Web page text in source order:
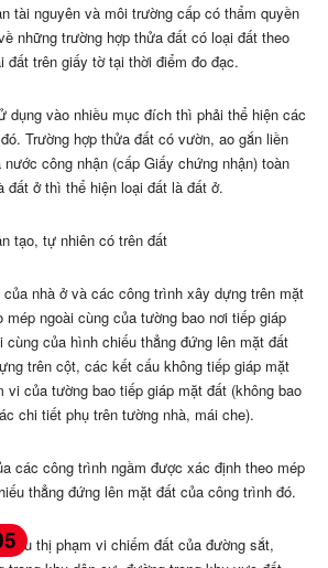
tài nguyên và môi trường cấp có thẩm quyền
những trường hợp thửa đất có loại đất theo
đất trên giấy tờ tại thời điểm đo đạc.
dụng vào nhiều mục đích thì phải thể hiện các
Trường hợp thửa đất có vườn, ao gắn liền
công nhận (cấp Giấy chứng nhận) toàn
đất ở thì thể hiện loại đất là đất ở.
tạo, tự nhiên có trên đất
nhà ở và các công trình xây dựng trên mặt
ngoài cùng của tường bao nơi tiếp giáp
cùng của hình chiếu thẳng đứng lên mặt đất
trên cột, các kết cấu không tiếp giáp mặt
vi của tường bao tiếp giáp mặt đất (không bao
chi tiết phụ trên tường nhà, mái che).
các công trình ngầm được xác định theo mép
thẳng đứng lên mặt đất của công trình đó.
biểu thị phạm vi chiếm đất của đường sắt,